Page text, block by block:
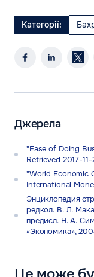
Категорії:
Джерела
"Ease of Doing
Retrieved 2017-11-
"World Economic
International
Энциклопедия
редкол. В. Л.
предисл. Н. А.
«Экономика»,